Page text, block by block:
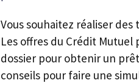
Vous souhaitez réaliser
Les offres du Crédit
dossier pour obtenir un
conseils pour faire une